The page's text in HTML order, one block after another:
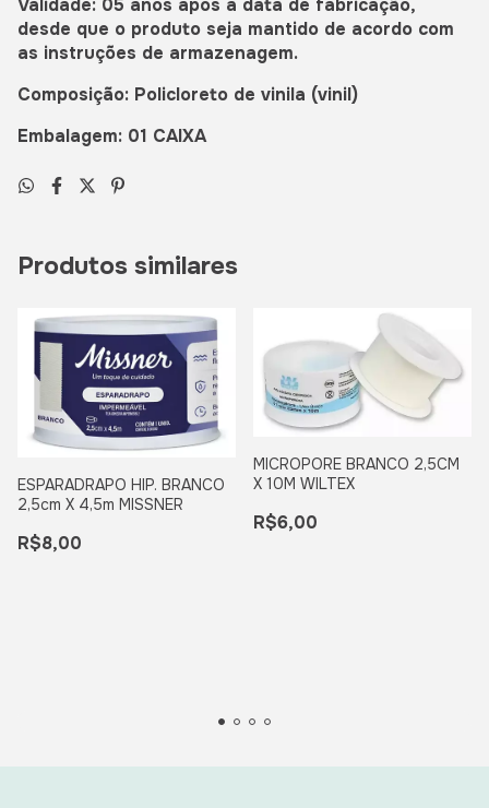
Validade: 05 anos após a data de fabricação,
desde que o produto seja mantido de acordo com
as instruções de armazenagem.
Composição: Policloreto de vinila (vinil)
Embalagem: 01 CAIXA
Produtos similares
ESPARADRAPO HIP. BRANCO
2,5cm X 4,5m MISSNER
R$8,00
MICROPORE BRANCO 2,5CM
X 10M WILTEX
R$6,00